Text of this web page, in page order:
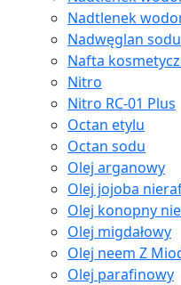
Nadtlenek
Nadwęglan sodu
Nafta
Nitro
Nitro RC-01 Plus
Octan etylu
Octan sodu
Olej arganowy
Olej jojoba
Olej konopny
Olej migdałowy
Olej neem Z
Olej parafinowy